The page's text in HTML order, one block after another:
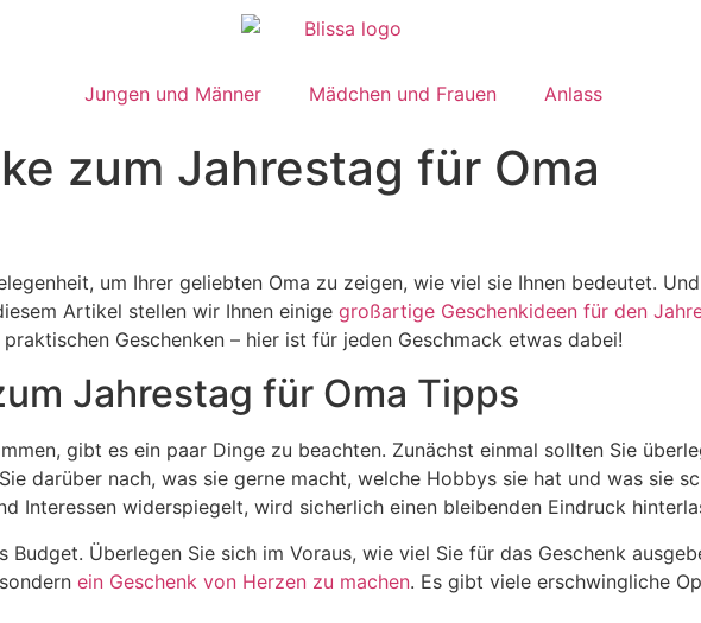
Jungen und Männer Mädchen und Frauen Anlass
zum Jahrestag für Oma
um Ihrer geliebten Oma zu zeigen, wie viel sie Ihnen bedeutet.
Artikel stellen wir Ihnen einige großartige Geschenkideen für den
Geschenken – hier ist für jeden Geschmack etwas dabei!
Jahrestag für Oma Tipps
gibt es ein paar Dinge zu beachten. Zunächst einmal sollten Sie
darüber nach, was sie gerne macht, welche Hobbys sie hat und was sie
Interessen widerspiegelt, wird sicherlich einen bleibenden Eindruck
Überlegen Sie sich im Voraus, wie viel Sie für das Geschenk
ein Geschenk von Herzen zu machen. Es gibt viele erschwingliche